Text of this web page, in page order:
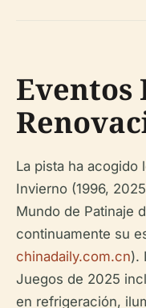
Eventos
La pista ha acogido
Invierno (1996,
Mundo de Patinaje
continuamente su
chinadaily.com.cn).
Juegos de 2025
en refrigeración,